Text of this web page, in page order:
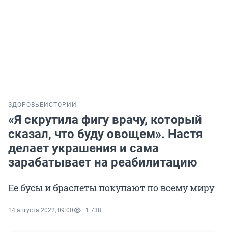
ЗДОРОВЬЕ ИСТОРИИ
«Я скрутила фигу врачу, который
сказал, что буду овощем». Настя
делает украшения и сама
зарабатывает на реабилитацию
Ее бусы и браслеты покупают по всему миру
14 августа 2022, 09:00 1 738